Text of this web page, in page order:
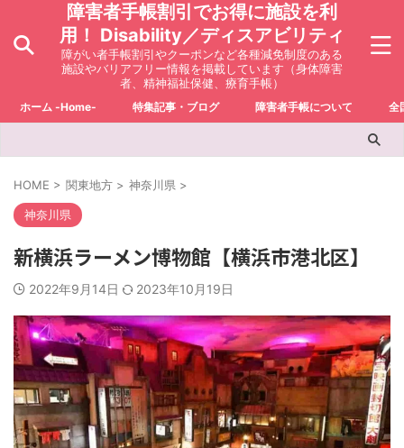
障害者手帳割引でお得に施設を利
用！ Disability／ディスアビリティ
障がい者手帳割引やクーポンなど各種減免制度のある
施設やバリアフリー情報を掲載しています（身体障害
者、精神福祉保健、療育手帳）
ホーム -Home- 特集記事・ブログ 障害者手帳について 全
HOME > 関東地方 > 神奈川県 >
神奈川県
新横浜ラーメン博物館【横浜市港北区】
2022年9月14日 2023年10月19日